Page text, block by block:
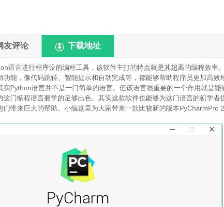
友评论 下载地址
语言进行程序设的编程工具，该软件主打的特点就是其超高的编程效率
能，像代码跳转、智能提示和自动完成等，都能够帮助程序员更加高效
Python语言并不是一门简单的语言。但该语言很重要的一个作用就是能
门编程语言要学的足够出色。其实这款软件也能够为这门语言的初学者
带来巨大的帮助。小编这里为大家带来一款比较新的版本PyCharmPro